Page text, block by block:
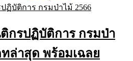
กรปฏิบัติการ กรมป่า
ทล่าสุด พร้อมเฉลย